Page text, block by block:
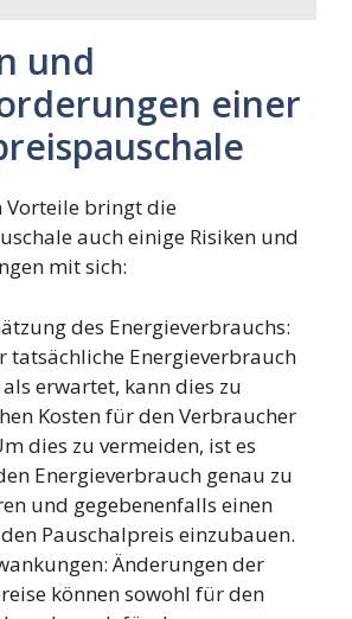
und
einer
Vorteile bringt die
auch einige Risiken und
mit sich:
des Energieverbrauchs:
tatsächliche Energieverbrauch
erwartet, kann dies zu
Kosten für den Verbraucher
dies zu vermeiden, ist es
Energieverbrauch genau zu
und gegebenenfalls einen
Pauschalpreis einzubauen.
Änderungen der
können sowohl für den